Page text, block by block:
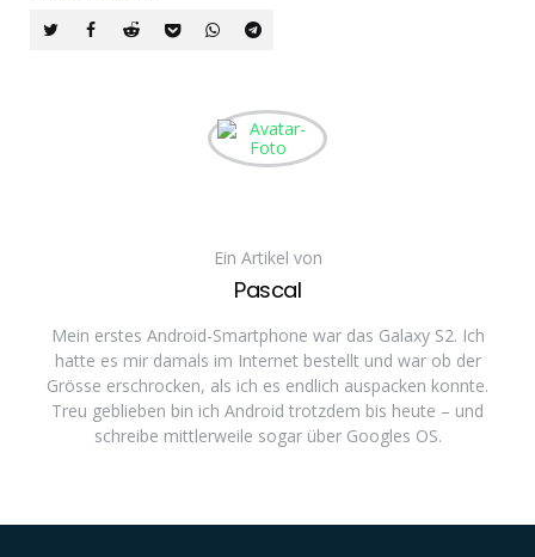
Ein Artikel von
Pascal
Mein erstes Android-Smartphone war das Galaxy S2. Ich
hatte es mir damals im Internet bestellt und war ob der
Grösse erschrocken, als ich es endlich auspacken konnte.
Treu geblieben bin ich Android trotzdem bis heute – und
schreibe mittlerweile sogar über Googles OS.